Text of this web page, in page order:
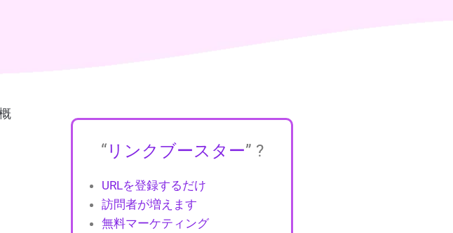
“リンクブースター” ?
URLを登録するだけ
訪問者が増えます
無料マーケティング